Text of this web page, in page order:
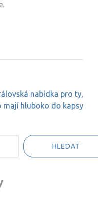
nabídka pro ty,
mají hluboko do kapsy
HLEDAT